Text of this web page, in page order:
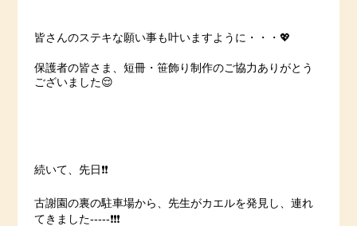
皆さんのステキな願い事も叶いますように・・・💖
保護者の皆さま、短冊・笹飾り制作のご協力ありがとう
ございました😌
続いて、先日❗️❗️
古謝園の裏の駐車場から、先生がカエルを発見し、連れ
てきました-----❗️❗️❗️